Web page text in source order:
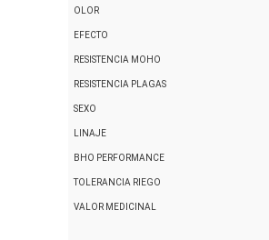
OLOR
EFECTO
RESISTENCIA MOHO
RESISTENCIA PLAGAS
SEXO
LINAJE
BHO PERFORMANCE
TOLERANCIA RIEGO
VALOR MEDICINAL